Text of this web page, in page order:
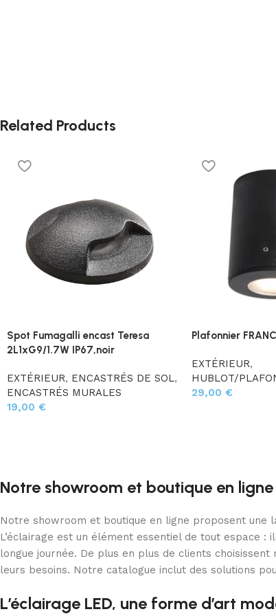
Related Products
Spot Fumagalli encast Teresa
2L1xG9/1.7W IP67,noir
EXTÉRIEUR, ENCASTRÉS DE SOL,
ENCASTRÉS MURALES
19,00 €
Plafonnier
EXTÉRIEUR,
HUBLOT/
29,00 €
Notre showroom et boutique en ligne
Notre showroom et boutique en ligne proposent une
L’éclairage est un élément essentiel de tout espace
longue journée. De plus en plus de clients
leurs besoins. Notre catalogue inclut des solutions
L’éclairage LED, une forme d’art